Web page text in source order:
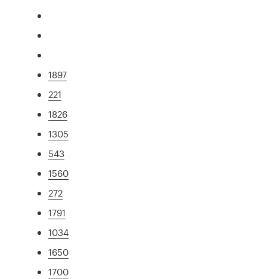
1897
221
1826
1305
543
1560
272
1791
1034
1650
1700